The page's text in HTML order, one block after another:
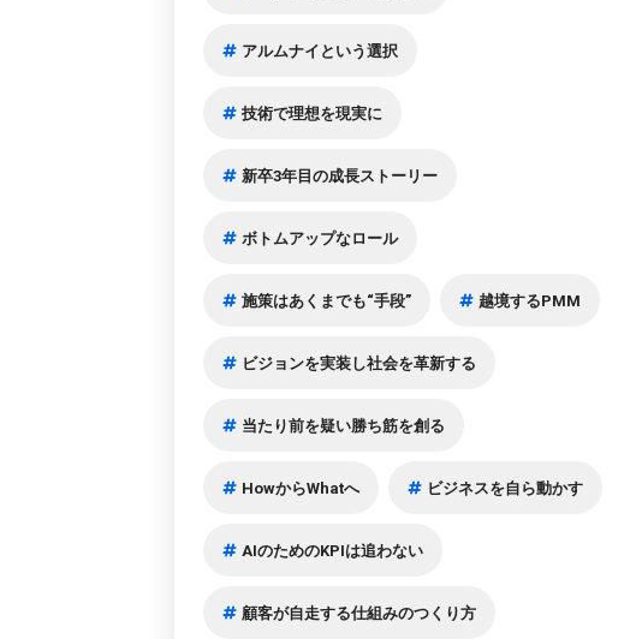
アルムナイという選択
技術で理想を現実に
新卒3年目の成長ストーリー
ボトムアップなロール
施策はあくまでも“手段” 越境するPMM
ビジョンを実装し社会を革新する
当たり前を疑い勝ち筋を創る
HowからWhatへ ビジネスを自ら動かす
AIのためのKPIは追わない
顧客が自走する仕組みのつくり方